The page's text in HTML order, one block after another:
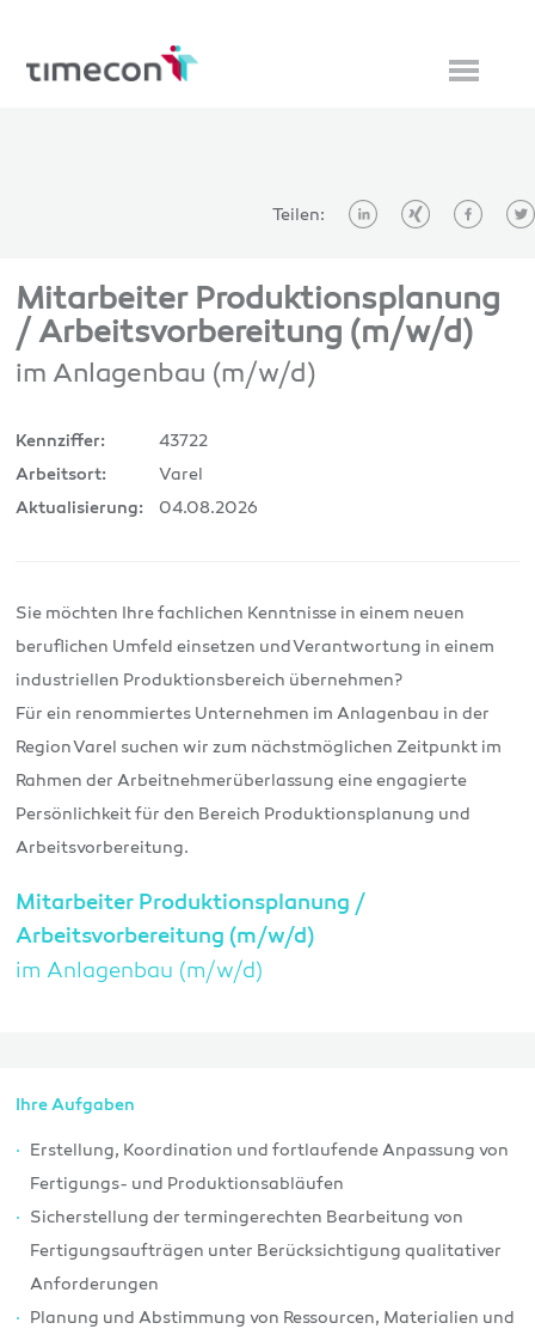
Teilen:
Mitarbeiter Produktionsplanung
/ Arbeitsvorbereitung (m/w/d)
im Anlagenbau (m/w/d)
Kennziffer: 43722
Arbeitsort: Varel
Aktualisierung: 04.08.2026
Sie möchten Ihre fachlichen Kenntnisse in einem neuen
beruflichen Umfeld einsetzen und Verantwortung in einem
industriellen Produktionsbereich übernehmen?
Für ein renommiertes Unternehmen im Anlagenbau in der
Region Varel suchen wir zum nächstmöglichen Zeitpunkt im
Rahmen der Arbeitnehmerüberlassung eine engagierte
Persönlichkeit für den Bereich Produktionsplanung und
Arbeitsvorbereitung.
Mitarbeiter Produktionsplanung /
Arbeitsvorbereitung (m/w/d)
im Anlagenbau (m/w/d)
Ihre Aufgaben
Erstellung, Koordination und fortlaufende Anpassung von
Fertigungs- und Produktionsabläufen
Sicherstellung der termingerechten Bearbeitung von
Fertigungsaufträgen unter Berücksichtigung qualitativer
Anforderungen
Planung und Abstimmung von Ressourcen, Materialien und